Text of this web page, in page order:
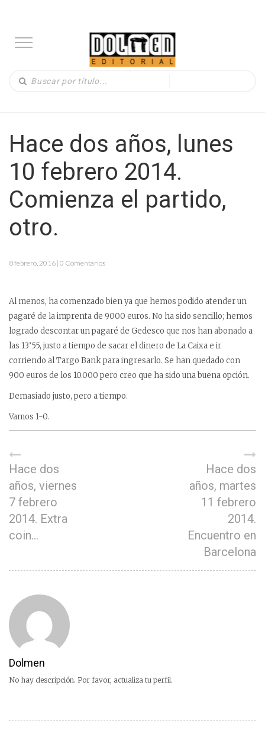
Hace dos años, lunes
10 febrero 2014.
Comienza el partido,
otro.
8 febrero, 2016 | 0 Comentarios
Al menos, ha comenzado bien ya que hemos podido atender un
pagaré de la imprenta de 9000 euros. No ha sido sencillo; hemos
logrado descontar un pagaré de Gedesco que nos han abonado a
las 13’55, justo a tiempo de sacar el dinero de La Caixa e ir
corriendo al Targo Bank para ingresarlo. Se han quedado con
900 euros de los 10.000 pero creo que ha sido una buena opción.
Demasiado justo, pero a tiempo.
Vamos 1-0.
Hace dos
años, viernes
7 febrero
2014. Extra
coin…
Hace dos
años, martes
11 febrero
2014.
Encuentro en
Barcelona
Dolmen
No hay descripción. Por favor, actualiza tu perfil.